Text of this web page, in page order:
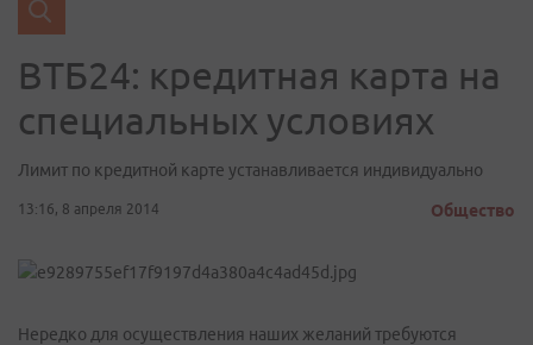
ВТБ24: кредитная карта на
специальных условиях
Лимит по кредитной карте устанавливается индивидуально
13:16, 8 апреля 2014 Общество
Нередко для осуществления наших желаний требуются